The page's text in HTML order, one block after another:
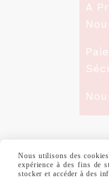
A
Nous utilisons des
expérience à des fins de
stocker et accéder à des